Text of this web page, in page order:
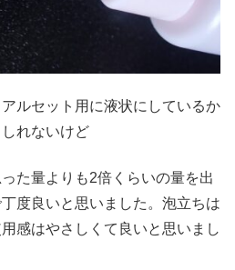
ルセット用に液状にしているか
れないけど
た量よりも2倍くらいの量を出
度良いと思いました。泡立ちは
感はやさしくて良いと思いまし